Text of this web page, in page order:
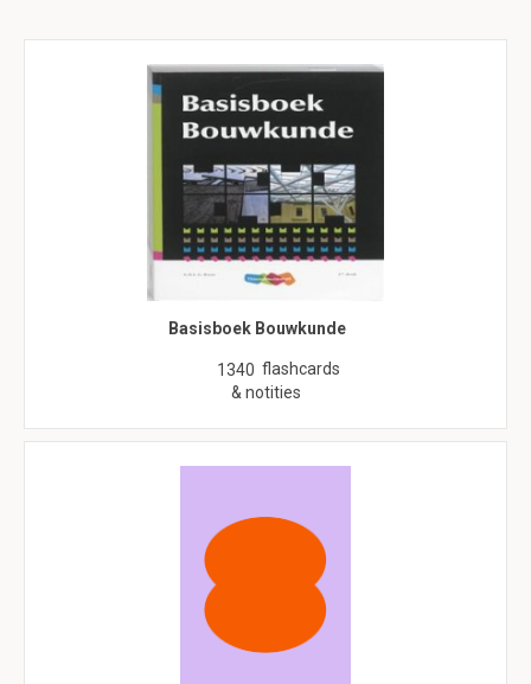
Basisboek Bouwkunde
1340 flashcards
& notities